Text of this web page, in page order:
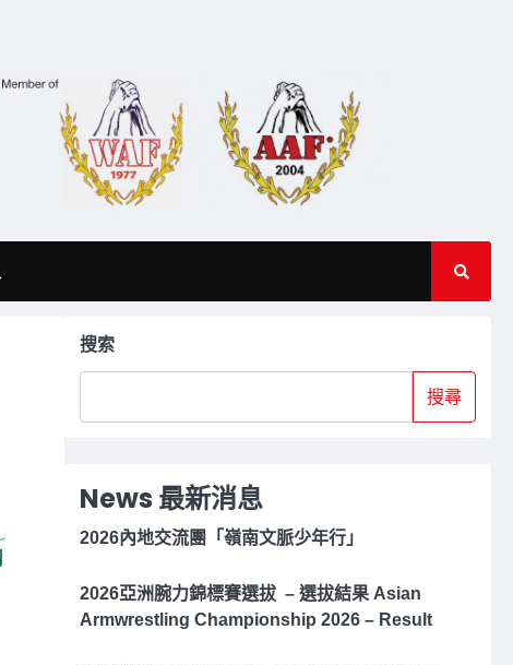
搜索
搜尋
News 最新消息
2026內地交流團「嶺南文脈少年行」
2026亞洲腕⼒錦標賽選拔 – 選拔結果 Asian
Armwrestling Championship 2026 – Result